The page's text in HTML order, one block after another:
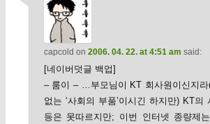
capcold on 2006. 04. 22. at 4:51 am said:
[네이버덧글 백업]
– 룸이 – …부모님이 KT 회사원이신지라
없는 ‘사회의 부품’이시긴 하지만) KT의
등은 못따르지만; 이번 인터넷 종량제